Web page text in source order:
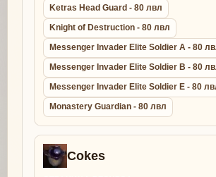
Ketras Head Guard - 80 лвл
Knight of Destruction - 80 лвл
Messenger Invader Elite Soldier A - 80
Messenger Invader Elite Soldier B - 80
Messenger Invader Elite Soldier E - 80
Monastery Guardian - 80 лвл
Cokes